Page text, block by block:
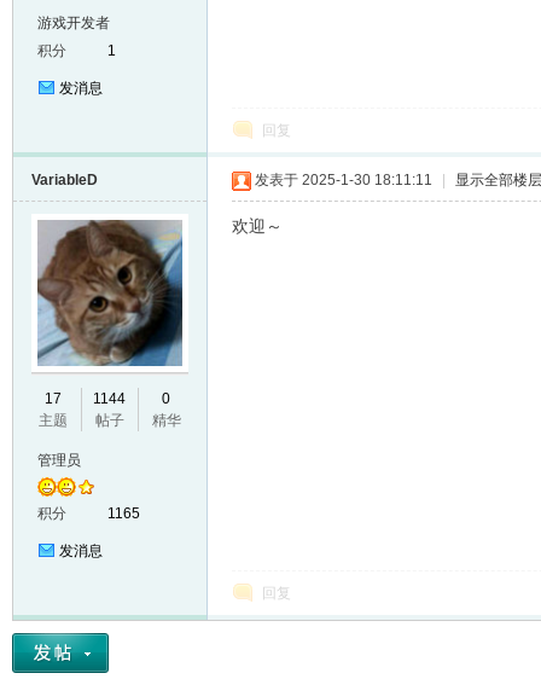
M
游戏开发者
积分
1
发消息
回复
VariableD
17
主题
1144
帖子
0
精华
管理员
积分 1165
发消息
发表于 2025-1-30 18:11:11 显示全部楼层
欢迎～
回复